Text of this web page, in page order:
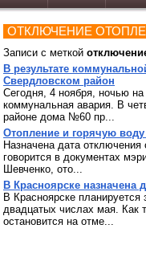
ОТКЛЮЧЕНИЕ
Записи с меткой
В результате
Свердловском район
Сегодня, 4 ноября, ночью
коммунальная авария. В
районе дома №60 пр...
Отопление и горячую
Назначена дата
говорится в документах
Шевченко, ото...
В Красноярске назначена
В Красноярске
двадцатых числах мая. Как
остановится на отме...